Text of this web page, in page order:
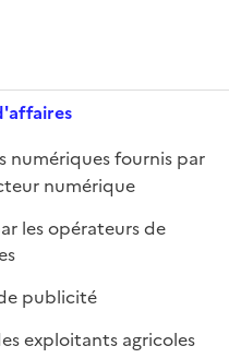
numériques fournis par
numérique
les opérateurs de
publicité
exploitants agricoles